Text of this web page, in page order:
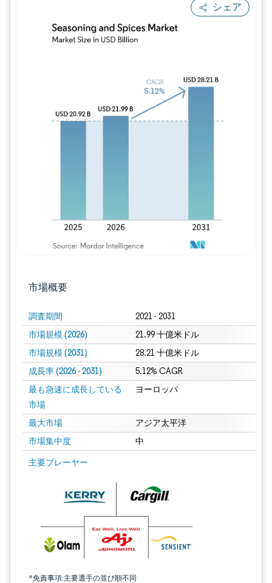
シェア
市場概要
調査期間 2021 - 2031
市場規模 (2026) 21.99 十億米ドル
市場規模 (2031) 28.21 十億米ドル
成長率 (2026 - 2031) 5.12% CAGR
最も急速に成長している
市場
ヨーロッパ
最大市場 アジア太平洋
市場集中度 中
主要プレーヤー
*免責事項:主要選手の並び順不同
画像 © Mordor Intelligence。再利用にはCC BY 4.0の表示が必要です。